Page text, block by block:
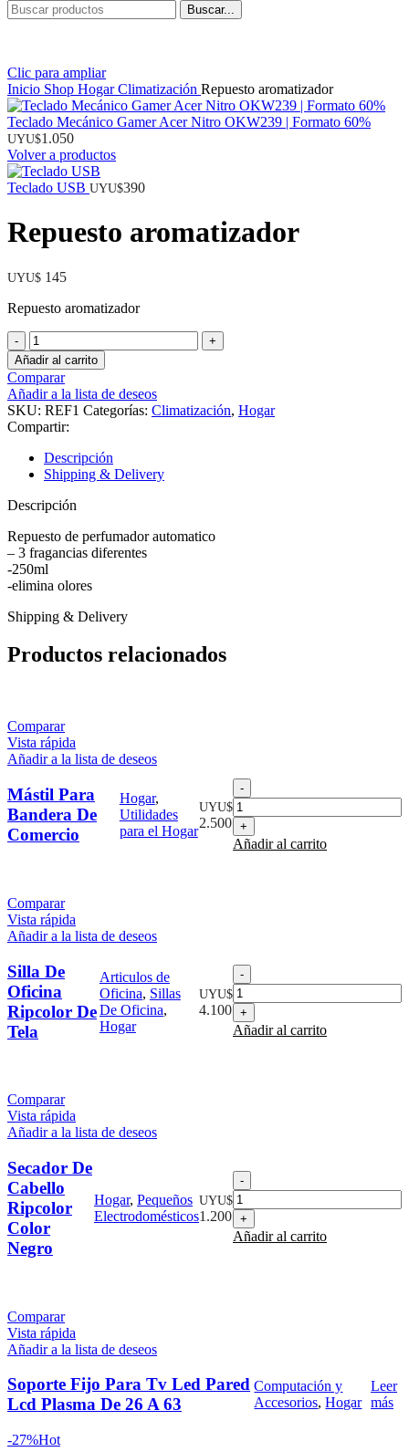
Buscar...
Clic para ampliar
Inicio Shop HogarClimatización Repuesto aromatizador
Teclado Mecánico Gamer Acer Nitro OKW239 | Formato 60%
UYU$1.050
Volver a productos
Teclado USB UYU$390
Repuesto aromatizador
UYU$ 145
Repuesto aromatizador
Repuesto
aromatizador
cantidad
Añadir al carrito
Comparar
Añadir a la lista de deseos
SKU: REF1 Categorías: Climatización, Hogar
Compartir:
Descripción
Shipping & Delivery
Descripción
Repuesto de perfumador automatico
– 3 fragancias diferentes
-250ml
-elimina olores
Shipping & Delivery
Productos relacionados
Comparar
Vista rápida
Añadir a la lista de deseos
Mástil Para
Bandera De
Comercio
Hogar,
Utilidades
para el Hogar
UYU$
2.500
Mástil
Para
Bandera
De
Comercio
Añadir al carrito
Comparar
Vista rápida
Añadir a la lista de deseos
Silla De
Oficina
Ripcolor De
Tela
Articulos de
Oficina, Sillas
De Oficina,
Hogar
UYU$
4.100
Silla
De
Oficina
Ripcolor
De
Añadir al carrito
Comparar
Vista rápida
Añadir a la lista de deseos
Secador De
Cabello
Ripcolor
Color
Negro
Hogar, Pequeños
Electrodomésticos
UYU$
1.200
Secador
De
Cabello
Ripcolor
Color
Añadir al carrito
Comparar
Vista rápida
Añadir a la lista de deseos
Soporte Fijo Para Tv Led Pared
Lcd Plasma De 26 A 63
Computación y
Accesorios,Hogar
Leer
más
-27%Hot